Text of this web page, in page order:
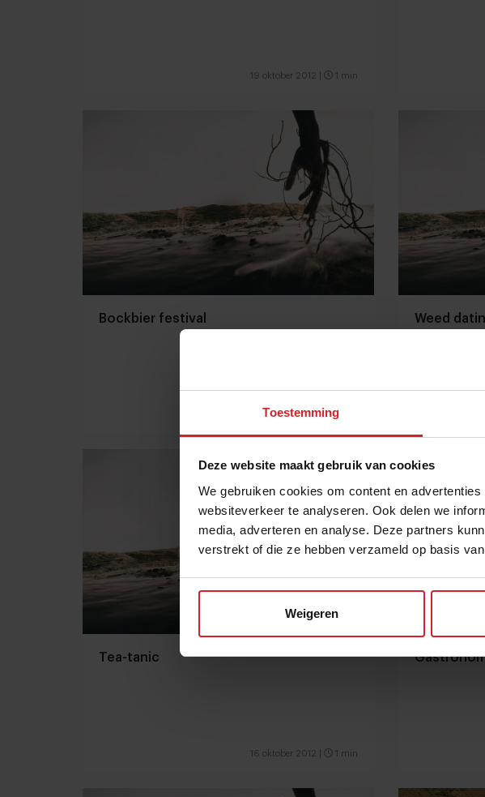
Toestemming
Deze website maakt gebruik van cookies
We gebruiken cookies om content en
websiteverkeer te analyseren. Ook delen we
media, adverteren en analyse. Deze partners
verstrekt of die ze hebben verzameld op basis
Weigeren
19 oktober 2012 1 min
Bockbier festival
17 oktober 2012| 1 min
Weed
Tea-tanic
16 oktober 2012 1 min